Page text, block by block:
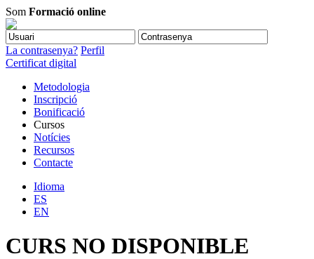
Som Formació online
La contrasenya? Perfil
Certificat digital
Metodologia
Inscripció
Bonificació
Cursos
Notícies
Recursos
Contacte
Idioma
ES
EN
CURS NO DISPONIBLE